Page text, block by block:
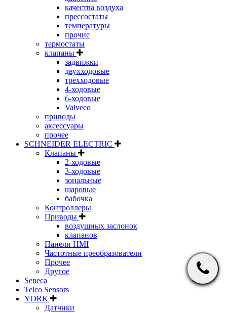
качества воздуха
прессостаты
температуры
прочие
термостаты
клапаны
задвижки
двухходовые
трехходовые
4-ходовые
6-ходовые
Valveco
приводы
аксессуары
прочее
SCHNEIDER ELECTRIC
Клапаны
2-ходовые
3-ходовые
зональные
шаровые
бабочка
Контроллеры
Приводы
воздушных заслонок
клапанов
Панели HMI
Частотные преобразователи
Прочее
Другое
Seneca
Telco Sensors
YORK
Датчики